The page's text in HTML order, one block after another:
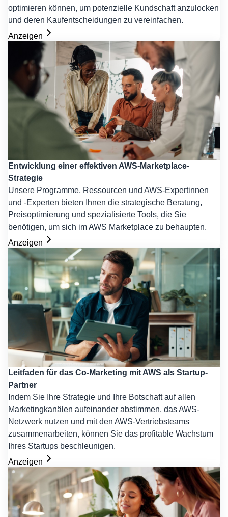
optimieren können, um potenzielle Kundschaft anzulocken
und deren Kaufentscheidungen zu vereinfachen.
Anzeigen
Entwicklung einer effektiven AWS-Marketplace-
Strategie
Unsere Programme, Ressourcen und AWS-Expertinnen
und -Experten bieten Ihnen die strategische Beratung,
Preisoptimierung und spezialisierte Tools, die Sie
benötigen, um sich im AWS Marketplace zu behaupten.
Anzeigen
Leitfaden für das Co-Marketing mit AWS als Startup-
Partner
Indem Sie Ihre Strategie und Ihre Botschaft auf allen
Marketingkanälen aufeinander abstimmen, das AWS-
Netzwerk nutzen und mit den AWS-Vertriebsteams
zusammenarbeiten, können Sie das profitable Wachstum
Ihres Startups beschleunigen.
Anzeigen